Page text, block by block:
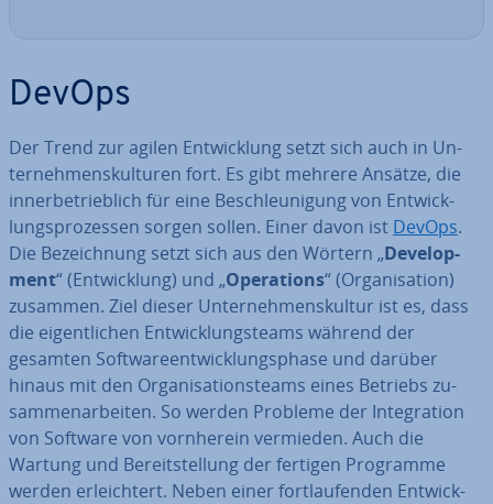
DevOps
Der Trend zur agilen Ent­wick­lung setzt sich auch in Un­
ter­neh­mens­kul­tu­ren fort. Es gibt mehrere Ansätze, die
in­ner­be­trieb­lich für eine Be­schleu­ni­gung von Ent­wick­
lungs­pro­zes­sen sorgen sollen. Einer davon ist DevOps.
Die Be­zeich­nung setzt sich aus den Wörtern „De­ve­lo­p­
ment“ (Ent­wick­lung) und „Ope­ra­ti­ons“ (Or­ga­ni­sa­ti­on)
zusammen. Ziel dieser Un­ter­neh­mens­kul­tur ist es, dass
die ei­gent­li­chen Ent­wick­lungs­teams während der
gesamten Soft­ware­ent­wick­lungs­pha­se und darüber
hinaus mit den Or­ga­ni­sa­ti­ons­teams eines Betriebs zu­
sam­men­ar­bei­ten. So werden Probleme der In­te­gra­ti­on
von Software von vorn­her­ein vermieden. Auch die
Wartung und Be­reit­stel­lung der fertigen Programme
werden er­leich­tert. Neben einer fort­lau­fen­den Ent­wick­